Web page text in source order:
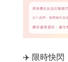
✈️ 限時快閃